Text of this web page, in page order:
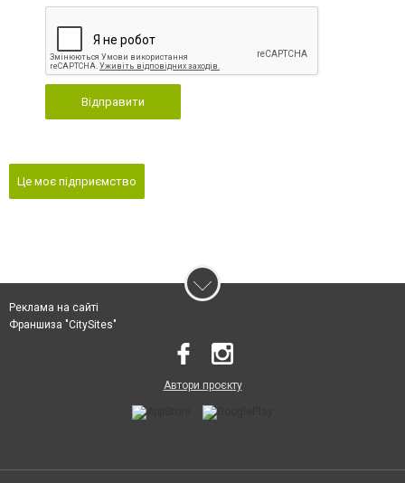
Відправити
Це моє підприємство
Реклама на сайті
Франшиза "CitySites"
Автори проєкту